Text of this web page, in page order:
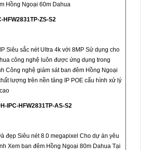
Hồng Ngoại 60m Dahua
HFW2831TP-ZS-S2
Siêu sắc nét Ultra 4k với 8MP Sử dụng cho
công nghệ luôn được ứng dụng trong
Công nghệ giám sát ban đêm Hồng Ngoại
lượng trên nền tảng IP POE cấu hình xử lý
IPC-HFW2831TP-AS-S2
đẹp Siêu nét 8.0 megapixel Cho dự án yêu
Xem ban đêm Hồng Ngoại 80m Dahua Tại